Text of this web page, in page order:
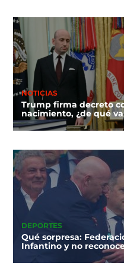
NOTICIAS
Trump firma decreto
nacimiento, ¿de qué
DEPORTES
Qué sorpresa:
Infantino y no